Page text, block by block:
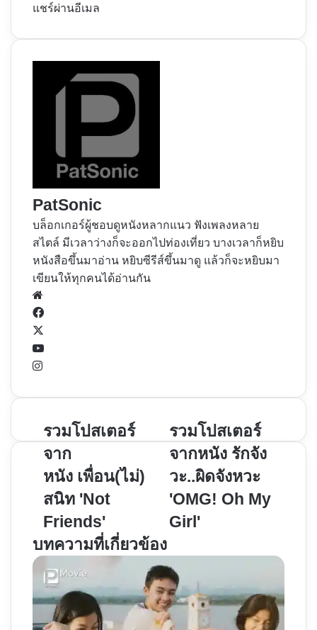
แชร์ผ่านอีเมล
PatSonic
บล็อกเกอร์ผู้ชอบดูหนังหลากแนว ฟังเพลงหลาย
สไตล์ มีเวลาว่างก็จะออกไปท่องเที่ยว บางเวลาก็หยิบ
หนังสือขึ้นมาอ่าน หยิบซีรีส์ขึ้นมาดู แล้วก็จะหยิบมา
เขียนให้ทุกคนได้อ่านกัน
Facebook
YouTube
Instagram
รวม
โปสเตอร์
จาก
หนัง เพื่อน(ไม่)สนิท
'Not
Friends'
รวมโปสเตอร์
จาก
หนัง เพื่อน(ไม่)
สนิท 'Not
Friends'
รวม
โปสเตอร์
จาก
หนัง
รัก
จัง
'OMG!
Oh
My
Girl'
รวมโปสเตอร์
จากหนัง รักจัง
วะ..ผิดจังหวะ
'OMG! Oh My
Girl'
บทความที่เกี่ยวข้อง